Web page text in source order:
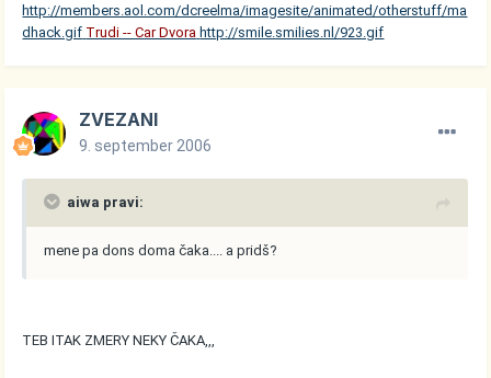
http://members.aol.com/dcreelma/imagesite/animated/otherstuff/ma
dhack.gif Trudi -- Car Dvora http://smile.smilies.nl/923.gif
ZVEZANI
9. september 2006
aiwa pravi:
mene pa dons doma čaka.... a pridš?
TEB ITAK ZMERY NEKY ČAKA,,,